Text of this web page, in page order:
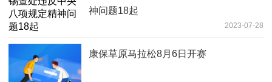
神问题18起
2023-07-28
康保草原马拉松8月6日开赛